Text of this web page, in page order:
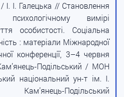
І. І. Галецька // Становлення
вимірі
особистості. Соціальна
: матеріали Міжнародної
конференції, 3–4 червня
Подільський / МОН
національний ун-т ім. І.
Подільський